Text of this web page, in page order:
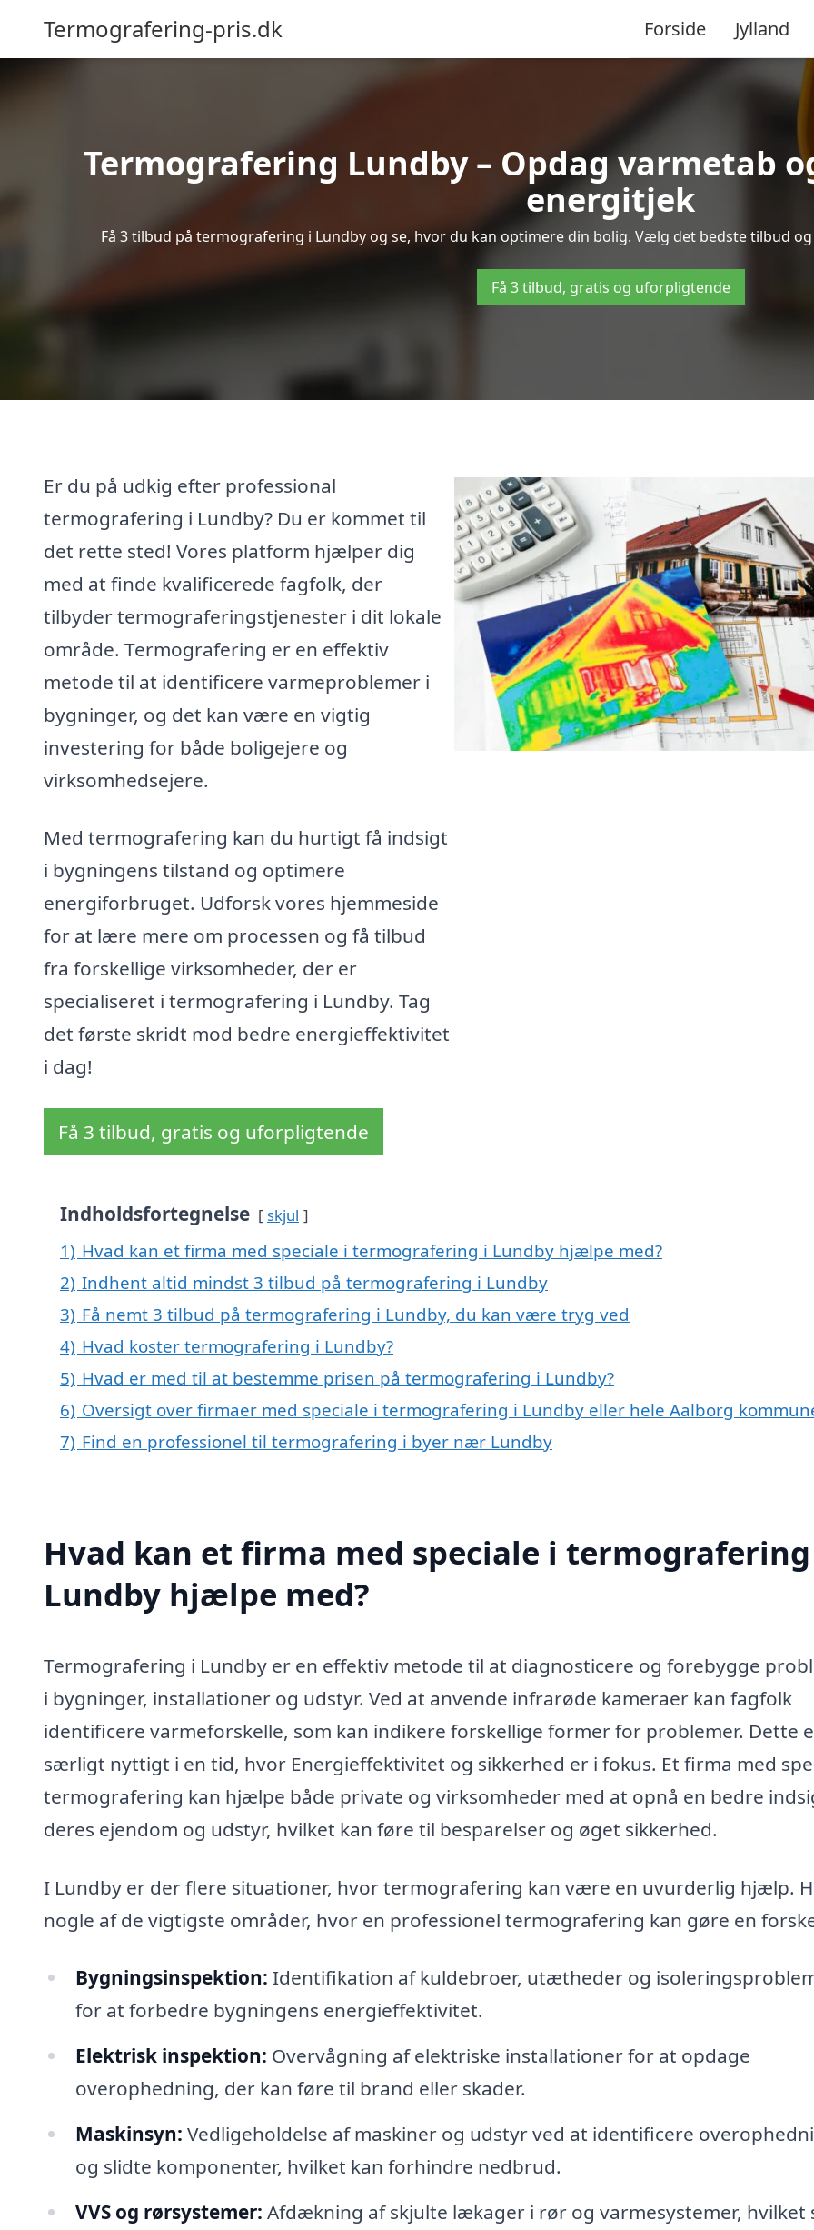
Termografering-pris.dk Forside Jylland
Termografering Lundby – Opdag varmetab
energitjek
Få 3 tilbud på termografering i Lundby og se, hvor du kan optimere din bolig. Vælg det bedste tilbud
Få 3 tilbud, gratis og uforpligtende
Er du på udkig efter professional
termografering i Lundby? Du er kommet til
det rette sted! Vores platform hjælper dig
med at finde kvalificerede fagfolk, der
tilbyder termograferingstjenester i dit lokale
område. Termografering er en effektiv
metode til at identificere varmeproblemer i
bygninger, og det kan være en vigtig
investering for både boligejere og
virksomhedsejere.
Med termografering kan du hurtigt få indsigt
i bygningens tilstand og optimere
energiforbruget. Udforsk vores hjemmeside
for at lære mere om processen og få tilbud
fra forskellige virksomheder, der er
specialiseret i termografering i Lundby. Tag
det første skridt mod bedre energieffektivitet
i dag!
Få 3 tilbud, gratis og uforpligtende
Indholdsfortegnelse skjul
1) Hvad kan et firma med speciale i termografering i Lundby hjælpe med?
2) Indhent altid mindst 3 tilbud på termografering i Lundby
3) Få nemt 3 tilbud på termografering i Lundby, du kan være tryg ved
4) Hvad koster termografering i Lundby?
5) Hvad er med til at bestemme prisen på termografering i Lundby?
6) Oversigt over firmaer med speciale i termografering i Lundby eller hele Aalborg
7) Find en professionel til termografering i byer nær Lundby
Hvad kan et firma med speciale i
Lundby hjælpe med?
Termografering i Lundby er en effektiv metode til at diagnosticere og forebygge
i bygninger, installationer og udstyr. Ved at anvende infrarøde kameraer kan fagfolk
identificere varmeforskelle, som kan indikere forskellige former for problemer. Dette
særligt nyttigt i en tid, hvor Energieffektivitet og sikkerhed er i fokus. Et firma med
termografering kan hjælpe både private og virksomheder med at opnå en bedre
deres ejendom og udstyr, hvilket kan føre til besparelser og øget sikkerhed.
I Lundby er der flere situationer, hvor termografering kan være en uvurderlig hjælp.
nogle af de vigtigste områder, hvor en professionel termografering kan gøre en
Bygningsinspektion: Identifikation af kuldebroer, utætheder og
for at forbedre bygningens energieffektivitet.
Elektrisk inspektion: Overvågning af elektriske installationer for at opdage
overophedning, der kan føre til brand eller skader.
Maskinsyn: Vedligeholdelse af maskiner og udstyr ved at identificere
og slidte komponenter, hvilket kan forhindre nedbrud.
VVS og rørsystemer: Afdækning af skjulte lækager i rør og varmesystemer, hvilket